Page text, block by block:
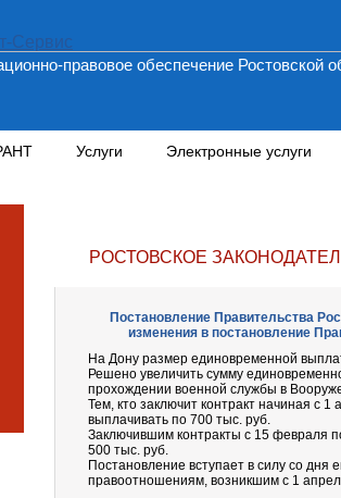
правовое обеспечение Ростовской
Услуги Электронные услуги
РОСТОВСКОЕ
Постановление Правительства
изменения в постановление
На Дону размер единовременной
Решено увеличить сумму
прохождении военной службы в
Тем, кто заключит контракт начиная с
выплачивать по 700 тыс. руб.
Заключившим контракты с 15 февраля
500 тыс. руб.
Постановление вступает в силу со дня
правоотношениям, возникшим с 1